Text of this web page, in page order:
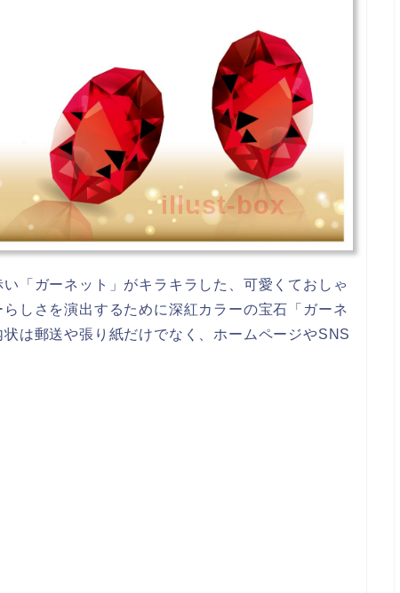
illust-box
「ガーネット」がキラキラした、可愛くておしゃ
しさを演出するために深紅カラーの宝石「ガーネ
は郵送や張り紙だけでなく、ホームページやSNS